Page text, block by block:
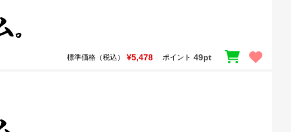
標準価格（税込） ¥5,478 ポイント 49pt